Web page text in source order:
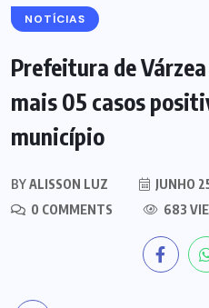
NOTÍCIAS
Prefeitura de
mais 05 casos
município
BYALISSON LUZ
JUNHO
0 COMMENTS
683